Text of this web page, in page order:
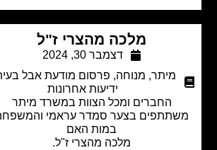
מלכה מהצרי ז"ל
דצמבר 30, 2024
מיתר, מנוחה, פרסום מודעת אבל בעיתון
ידיעות אחרונות
החברים ומכל הצוות במשרד מיתר
בצער סמדר עראמי והמשפחה
במות האם
מלכה מהצרי ז"ל.